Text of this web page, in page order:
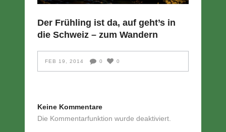
Der Frühling ist da, auf geht’s in
die Schweiz – zum Wandern
FEB 19, 2014 0 0
Keine Kommentare
Die Kommentarfunktion wurde deaktiviert.